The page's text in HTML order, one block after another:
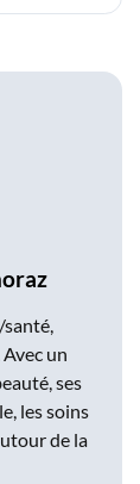
un
ses
les soins
de la